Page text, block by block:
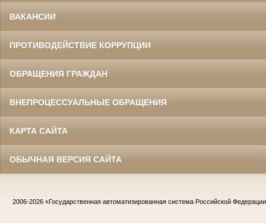
ВАКАНСИИ
ПРОТИВОДЕЙСТВИЕ КОРРУПЦИИ
ОБРАЩЕНИЯ ГРАЖДАН
ВНЕПРОЦЕССУАЛЬНЫЕ ОБРАЩЕНИЯ
КАРТА САЙТА
ОБЫЧНАЯ ВЕРСИЯ САЙТА
2006-2026 «Государственная автоматизированная система Российской